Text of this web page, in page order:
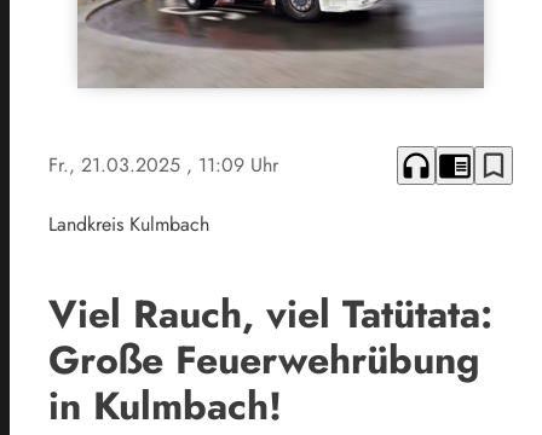
Fr., 21.03.2025 , 11:09 Uhr headphones chrome_reader_mode bookmark_border
Landkreis Kulmbach
Viel Rauch, viel Tatütata:
Große Feuerwehrübung
in Kulmbach!